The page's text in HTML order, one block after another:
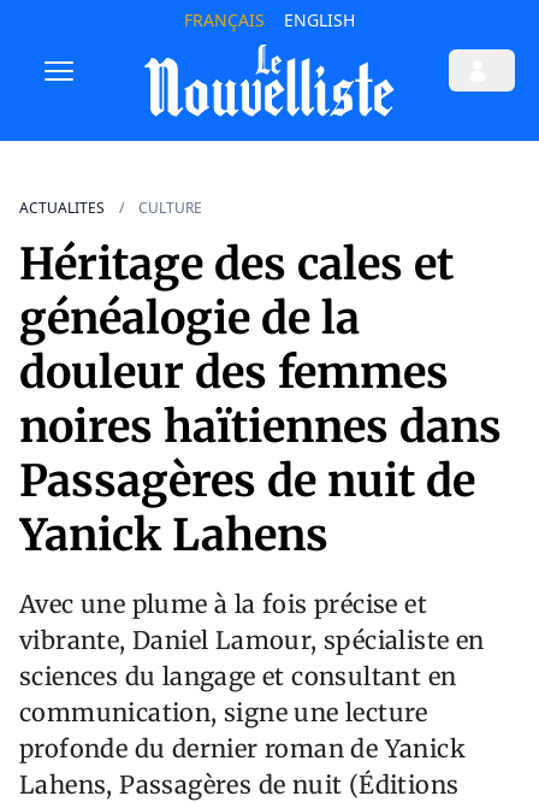
FRANÇAIS ENGLISH
ACTUALITES CULTURE
Héritage des cales et
généalogie de la
douleur des femmes
noires haïtiennes dans
Passagères de nuit de
Yanick Lahens
Avec une plume à la fois précise et
vibrante, Daniel Lamour, spécialiste en
sciences du langage et consultant en
communication, signe une lecture
profonde du dernier roman de Yanick
Lahens, Passagères de nuit (Éditions